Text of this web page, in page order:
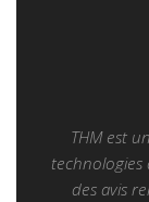
THM est
technologies
des avis